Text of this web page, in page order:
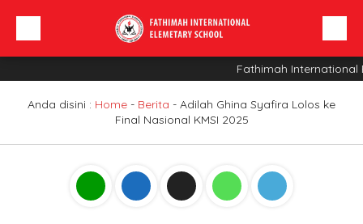
Profil Sekolah
Fathimah International
Anda disini : Home - Berita - Adilah Ghina Syafira Lolos ke
Final Nasional KMSI 2025